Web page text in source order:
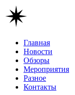
Главная
Новости
Обзоры
Мероприятия
Разное
Контакты